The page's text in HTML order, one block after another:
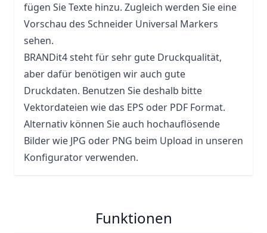
fügen Sie Texte hinzu. Zugleich werden Sie eine
Vorschau des Schneider Universal Markers
sehen.
BRANDit4 steht für sehr gute Druckqualität,
aber dafür benötigen wir auch gute
Druckdaten. Benutzen Sie deshalb bitte
Vektordateien wie das EPS oder PDF Format.
Alternativ können Sie auch hochauflösende
Bilder wie JPG oder PNG beim Upload in unseren
Konfigurator verwenden.
Funktionen